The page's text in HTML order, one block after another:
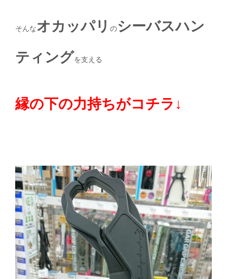
そんなオカッパリ のシーバスハン
ティングを支える
縁の下の力持ちがコチラ↓